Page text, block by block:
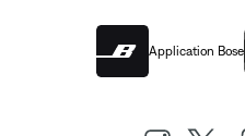
Application Bose